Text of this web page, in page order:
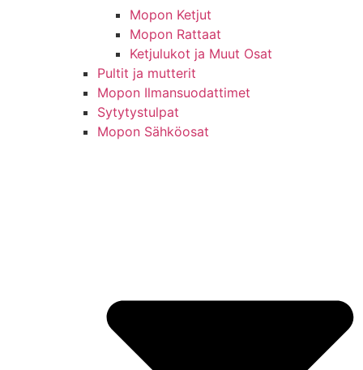
Mopon Ketjut
Mopon Rattaat
Ketjulukot ja Muut Osat
Pultit ja mutterit
Mopon Ilmansuodattimet
Sytytystulpat
Mopon Sähköosat